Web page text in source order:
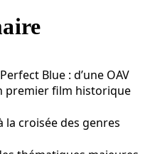
Blue : d’une OAV
premier film historique
la croisée des genres